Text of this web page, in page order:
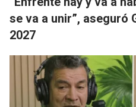
se va a unir”, aseguró
2027